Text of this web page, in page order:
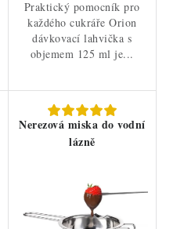
Praktický pomocník pro
každého cukráře Orion
dávkovací lahvička s
objemem 125 ml je...
Nerezová miska do vodní
lázně